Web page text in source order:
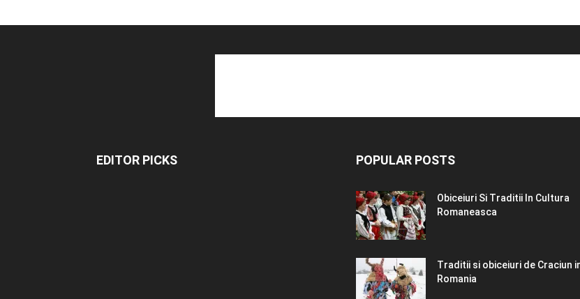
EDITOR PICKS POPULAR POSTS
Obiceiuri Si Traditii In Cultura
Romaneasca
Traditii si obiceiuri de Craciun
Romania